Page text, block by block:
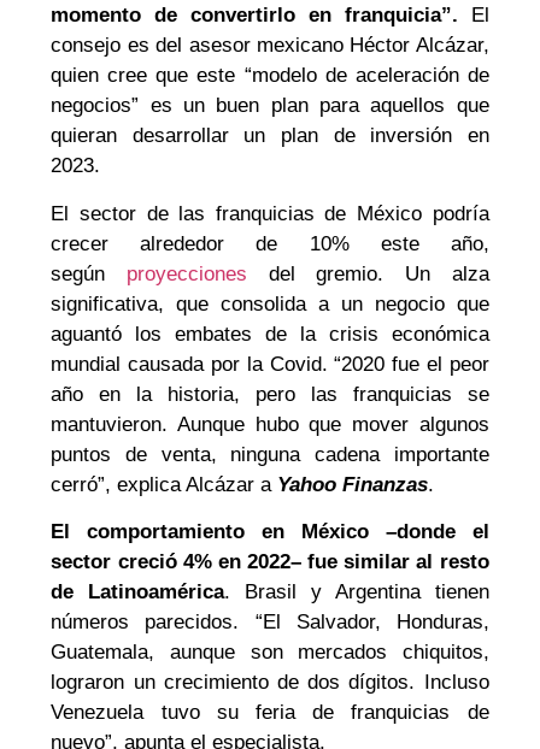
momento de convertirlo en franquicia”. El
consejo es del asesor mexicano Héctor Alcázar,
quien cree que este “modelo de aceleración de
negocios” es un buen plan para aquellos que
quieran desarrollar un plan de inversión en
2023.
El sector de las franquicias de México podría
crecer alrededor de 10% este año,
según proyecciones del gremio. Un alza
significativa, que consolida a un negocio que
aguantó los embates de la crisis económica
mundial causada por la Covid. “2020 fue el peor
año en la historia, pero las franquicias se
mantuvieron. Aunque hubo que mover algunos
puntos de venta, ninguna cadena importante
cerró”, explica Alcázar a Yahoo Finanzas.
El comportamiento en México –donde el
sector creció 4% en 2022– fue similar al resto
de Latinoamérica. Brasil y Argentina tienen
números parecidos. “El Salvador, Honduras,
Guatemala, aunque son mercados chiquitos,
lograron un crecimiento de dos dígitos. Incluso
Venezuela tuvo su feria de franquicias de
nuevo”, apunta el especialista.